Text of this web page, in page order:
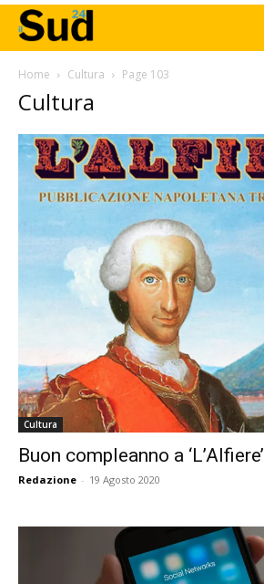
Home Cultura Page 103
Cultura
Cultura
Buon compleanno a ‘L’Alfiere’
Redazione - 19 Agosto 2020